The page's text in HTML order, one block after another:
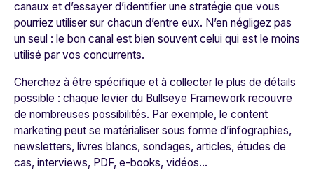
canaux et d’essayer d’identifier une stratégie que vous
pourriez utiliser sur chacun d’entre eux. N’en négligez pas
un seul : le bon canal est bien souvent celui qui est le moins
utilisé par vos concurrents.
Cherchez à être spécifique et à collecter le plus de détails
possible : chaque levier du Bullseye Framework recouvre
de nombreuses possibilités. Par exemple, le content
marketing peut se matérialiser sous forme d’infographies,
newsletters, livres blancs, sondages, articles, études de
cas, interviews, PDF, e-books, vidéos...